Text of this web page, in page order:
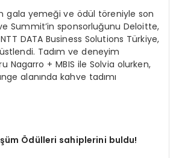
gala yemeği ve ödül töreniyle son
Summit’in sponsorluğunu Deloitte,
DATA Business Solutions Türkiye,
Tadım ve deneyim
Nagarro + MBIS ile Solvia olurken,
alanında kahve tadımı
Ödülleri sahiplerini buldu!